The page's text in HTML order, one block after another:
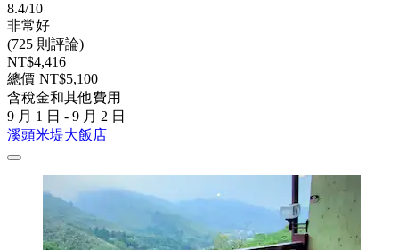
8.4/10
非常好
(725 則評論)
NT$4,416
總價 NT$5,100
含稅金和其他費用
9 月 1 日 - 9 月 2 日
溪頭米堤大飯店